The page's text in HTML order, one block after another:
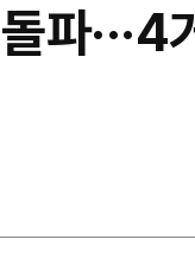
···4